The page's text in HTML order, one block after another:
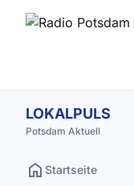
LOKALPULS
Potsdam Aktuell
home Startseite